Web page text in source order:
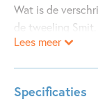
Wat is de
de tweeling
zo gemeen als
heb je geld bij
Lees meer
Specificaties